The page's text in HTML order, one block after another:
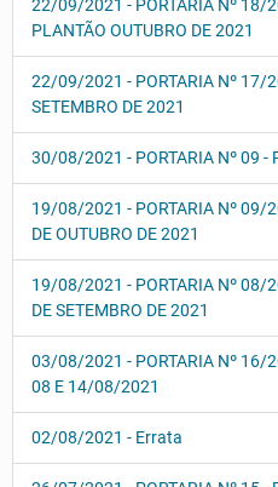
22/09/2021 - PORTARIA Nº 18/
PLANTÃO OUTUBRO DE 2021
22/09/2021 - PORTARIA Nº 17/
SETEMBRO DE 2021
30/08/2021 - PORTARIA Nº 09 -
19/08/2021 - PORTARIA Nº 09/
DE OUTUBRO DE 2021
19/08/2021 - PORTARIA Nº 08/
DE SETEMBRO DE 2021
03/08/2021 - PORTARIA Nº 16/
08 E 14/08/2021
02/08/2021 - Errata